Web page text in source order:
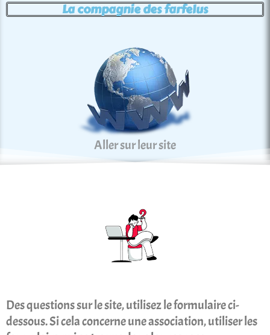
La compagnie des farfelus
Aller sur leur site
Des questions sur le site, utilisez le formulaire ci-
dessous. Si cela concerne une association, utiliser les